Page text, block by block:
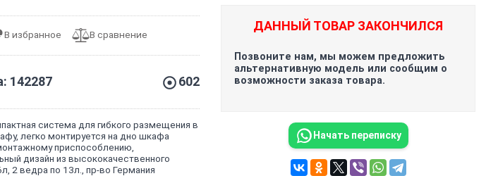
142287 602
система для гибкого размещения в
легко монтируется на дно шкафа
приспособлению,
дизайн из высококачественного
2 ведра по 13л., пр-во Германия
ДАННЫЙ ТОВАР ЗАКОНЧИЛСЯ
Позвоните нам, мы можем предложить
альтернативную модель или сообщим о
возможности заказа товара.
Начать переписку